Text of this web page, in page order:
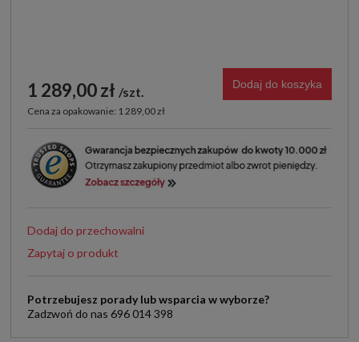
1 289,00 zł szt.
Cena za opakowanie: 1 289,00 zł
Dodaj do koszyka
Dodaj do przechowalni
Zapytaj o produkt
Potrzebujesz porady lub wsparcia w wyborze?
Zadzwoń do nas 696 014 398